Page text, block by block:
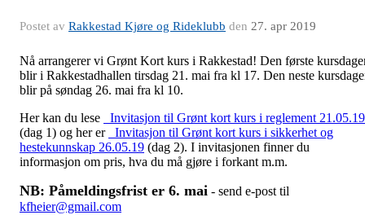
Postet av Rakkestad Kjøre og Rideklubb den 27. apr 2019
Nå arrangerer vi Grønt Kort kurs i Rakkestad! Den første
blir i Rakkestadhallen tirsdag 21. mai fra kl 17. Den neste
blir på søndag 26. mai fra kl 10.
Her kan du lese
Invitasjon til Grønt kort kurs i reglement 21.05.19
(dag 1) og her er
Invitasjon til Grønt kort kurs i sikkerhet og
hestekunnskap 26.05.19 (dag 2). I invitasjonen finner du
informasjon om pris, hva du må gjøre i forkant m.m.
NB: Påmeldingsfrist er 6. mai - send e-post til
kfheier@gmail.com